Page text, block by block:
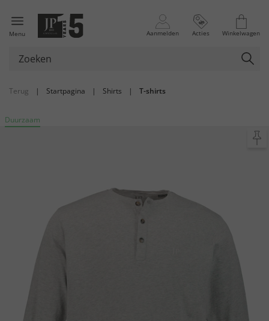
Menu Aanmelden Acties Winkelwagen
Terug | Startpagina | Shirts | T-shirts
Duurzaam